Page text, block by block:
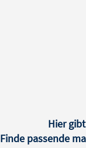
Hier
Finde passende